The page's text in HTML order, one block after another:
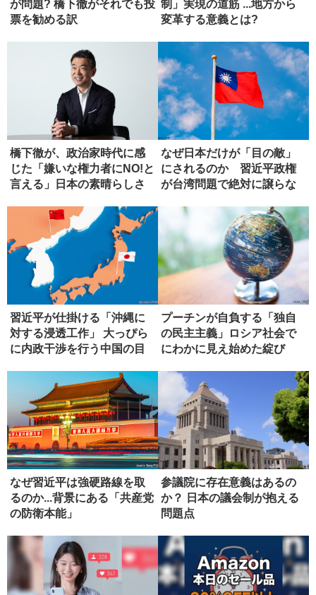
が問題? 橋下徹がそれでも投
票を勧める訳
制」実現の道筋 ...地方から
変革する意義とは?
橋下徹が、政治家時代に感
じた「嫌いな権力者にNO!と
言える」日本の素晴らしさ
なぜ日本だけが「目の敵」
にされるのか 習近平政権
が台湾問題で絶対に譲らな
習近平が仕掛ける「沖縄に
対する浸透工作」 大っぴら
に内政干渉を行う中国の目
プーチンが自負する「独自
の民主主義」ロシア社会で
にわかに見え始めた綻び
なぜ習近平は強硬路線を取
るのか...背景にある「共産党
の防衛本能」
参議院に存在意義はあるの
か？ 日本の議会制が抱える
問題点